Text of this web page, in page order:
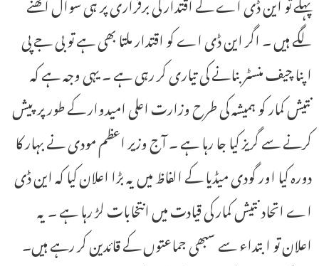
لگے ہیں ۔ اگر این ڈی اے کو اقتدار ملتا بھی ہے تو بی جے پی
اپنا چیف منسٹر بنانے کی تیاری کر رہی ہے ۔ یہی وجہ ہے کہ
نتیش کمار کو ہمیشہ کی طرح وزارت اعلی امیدوار کے طور پر پیش
کرنے سے گریز کیا جا رہا ہے ۔ آج وزیر اعظم مودی نے بہار کا
دورہ کیا اور گودی میڈیا کے الفاظ میں یہ بڑا اعلان کیا کہ این ڈی
اے اتحاد نتیش کمار کی قیادت میں انتخابات لڑ رہا ہے ۔ یہ
اعلان تو ابتداء سے سبھی جماعتوں کے قائدین کر رہے ہیں۔